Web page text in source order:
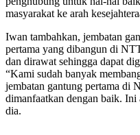
masyarakat ke arah
Iwan tambahkan, jembatan
pertama yang dibangun di
dan dirawat sehingga dapat
“Kami sudah banyak
jembatan gantung pertama di
dimanfaatkan dengan baik. Ini
dia.